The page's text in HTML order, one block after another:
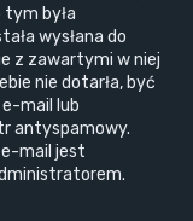
była
wysłana do
z zawartymi w niej
nie dotarła, być
mail lub
antyspamowy.
e-mail jest